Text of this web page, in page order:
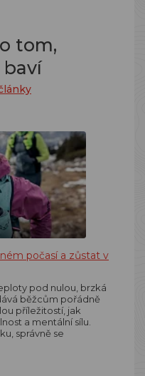
tom,
baví
počasí a zůstat v
pod nulou, brzká
běžcům pořádně
příležitostí, jak
a mentální sílu.
správně se